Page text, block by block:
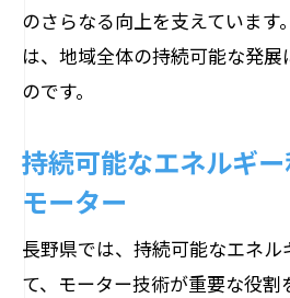
のさらなる向上を支えています
は、地域全体の持続可能な発
のです。
持続可能なエネルギ
モーター
長野県では、持続可能なエネ
て、モーター技術が重要な役割